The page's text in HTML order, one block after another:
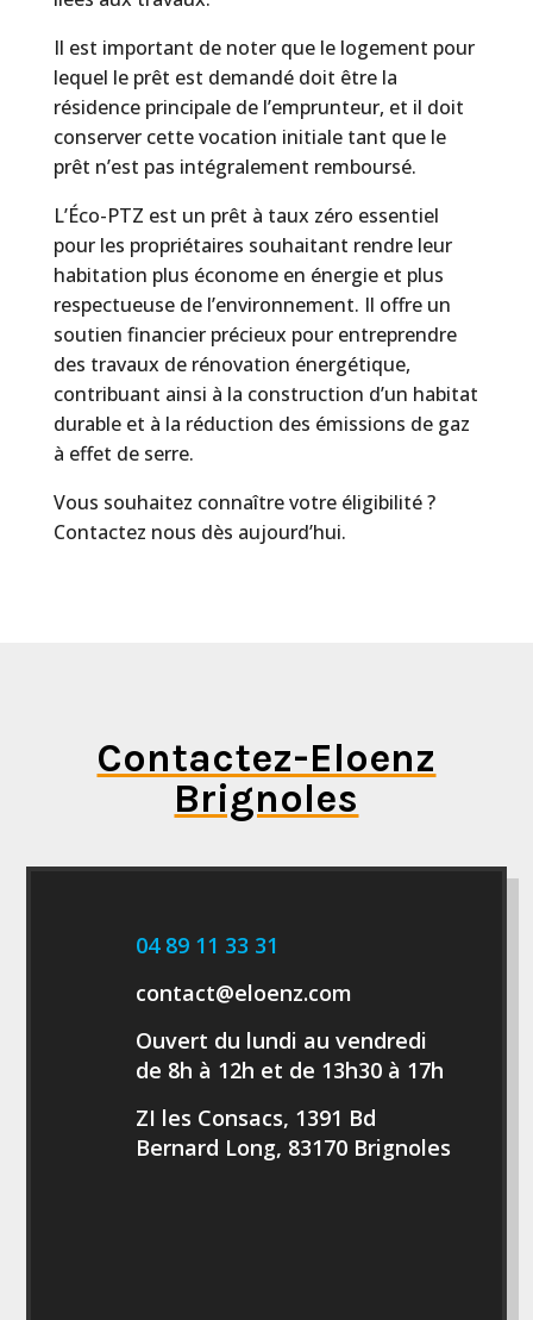
Il est important de noter que le logement pour
lequel le prêt est demandé doit être la
résidence principale de l’emprunteur, et il doit
conserver cette vocation initiale tant que le
prêt n’est pas intégralement remboursé.
L’Éco-PTZ est un prêt à taux zéro essentiel
pour les propriétaires souhaitant rendre leur
habitation plus économe en énergie et plus
respectueuse de l’environnement. Il offre un
soutien financier précieux pour entreprendre
des travaux de rénovation énergétique,
contribuant ainsi à la construction d’un habitat
durable et à la réduction des émissions de gaz
à effet de serre.
Vous souhaitez connaître votre éligibilité ?
Contactez nous dès aujourd’hui.
Contactez-Eloenz
Brignoles
04 89 11 33 31
contact@eloenz.com
Ouvert du lundi au vendredi
de 8h à 12h et de 13h30 à 17h
ZI les Consacs, 1391 Bd
Bernard Long, 83170 Brignoles